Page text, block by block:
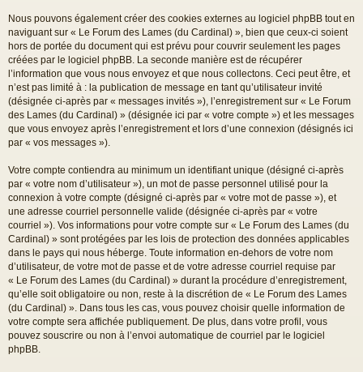
Nous pouvons également créer des cookies externes au logiciel phpBB tout en
naviguant sur « Le Forum des Lames (du Cardinal) », bien que ceux-ci soient
hors de portée du document qui est prévu pour couvrir seulement les pages
créées par le logiciel phpBB. La seconde manière est de récupérer
l’information que vous nous envoyez et que nous collectons. Ceci peut être, et
n’est pas limité à : la publication de message en tant qu’utilisateur invité
(désignée ci-après par « messages invités »), l’enregistrement sur « Le Forum
des Lames (du Cardinal) » (désignée ici par « votre compte ») et les messages
que vous envoyez après l’enregistrement et lors d’une connexion (désignés ici
par « vos messages »).
Votre compte contiendra au minimum un identifiant unique (désigné ci-après
par « votre nom d’utilisateur »), un mot de passe personnel utilisé pour la
connexion à votre compte (désigné ci-après par « votre mot de passe »), et
une adresse courriel personnelle valide (désignée ci-après par « votre
courriel »). Vos informations pour votre compte sur « Le Forum des Lames (du
Cardinal) » sont protégées par les lois de protection des données applicables
dans le pays qui nous héberge. Toute information en-dehors de votre nom
d’utilisateur, de votre mot de passe et de votre adresse courriel requise par
« Le Forum des Lames (du Cardinal) » durant la procédure d’enregistrement,
qu’elle soit obligatoire ou non, reste à la discrétion de « Le Forum des Lames
(du Cardinal) ». Dans tous les cas, vous pouvez choisir quelle information de
votre compte sera affichée publiquement. De plus, dans votre profil, vous
pouvez souscrire ou non à l’envoi automatique de courriel par le logiciel
phpBB.